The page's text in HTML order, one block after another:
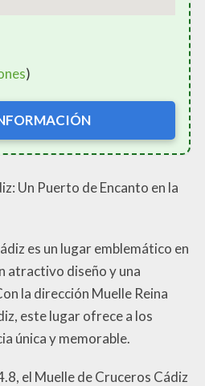
)
Un Puerto de Encanto en la
es un lugar emblemático en
atractivo diseño y una
la dirección Muelle Reina
este lugar ofrece a los
única y memorable.
el Muelle de Cruceros Cádiz